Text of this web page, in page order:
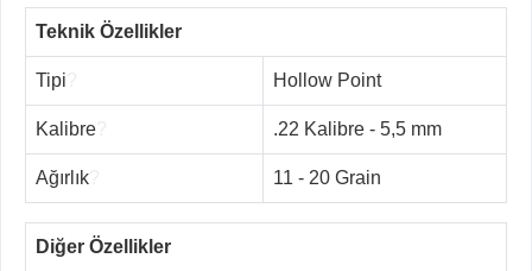
Teknik Özellikler
Tipi Hollow Point
Kalibre .22 Kalibre - 5,5 mm
Ağırlık 11 - 20 Grain
Diğer Özellikler